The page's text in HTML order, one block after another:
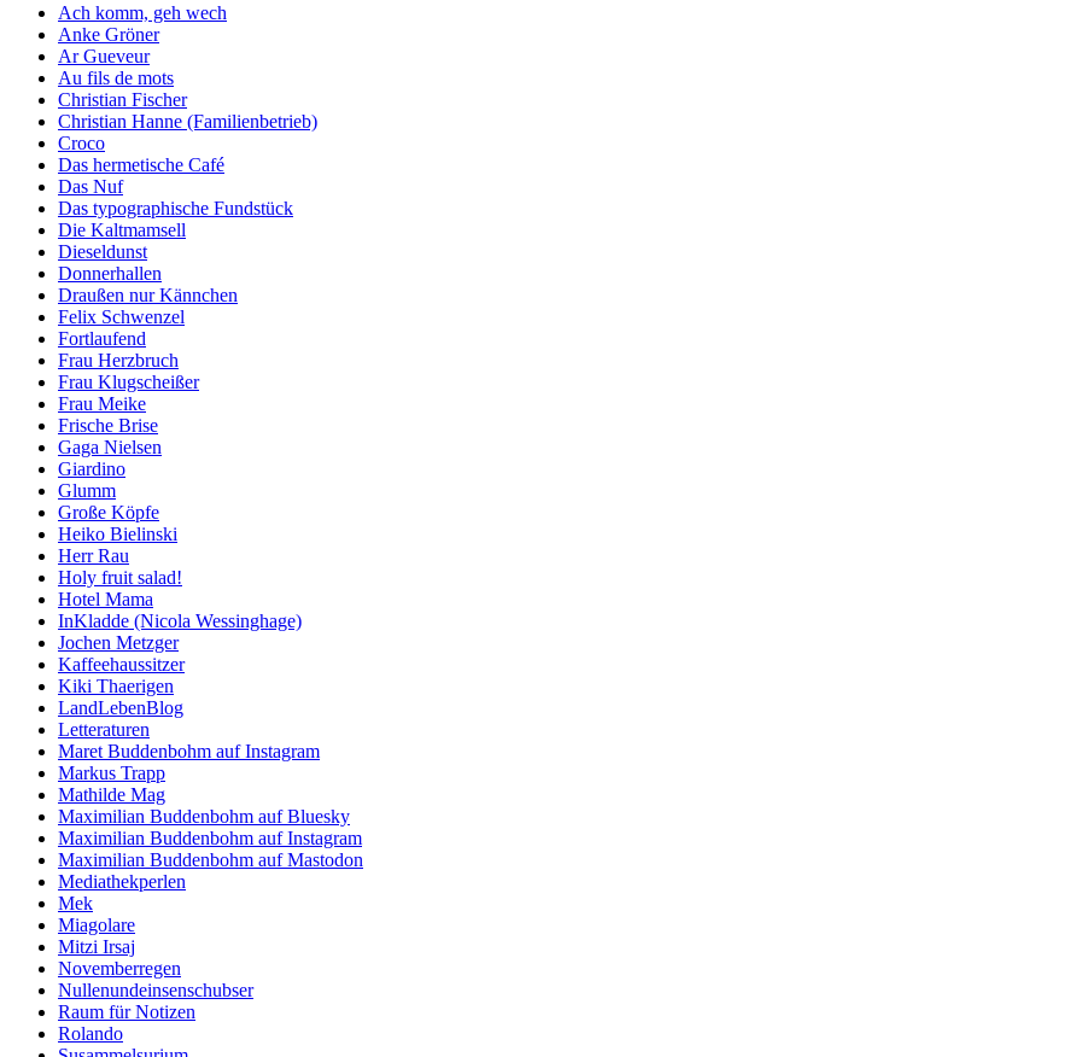
Ach komm, geh wech
Anke Gröner
Ar Gueveur
Au fils de mots
Christian Fischer
Christian Hanne (Familienbetrieb)
Croco
Das hermetische Café
Das Nuf
Das typographische Fundstück
Die Kaltmamsell
Dieseldunst
Donnerhallen
Draußen nur Kännchen
Felix Schwenzel
Fortlaufend
Frau Herzbruch
Frau Klugscheißer
Frau Meike
Frische Brise
Gaga Nielsen
Giardino
Glumm
Große Köpfe
Heiko Bielinski
Herr Rau
Holy fruit salad!
Hotel Mama
InKladde (Nicola Wessinghage)
Jochen Metzger
Kaffeehaussitzer
Kiki Thaerigen
LandLebenBlog
Letteraturen
Maret Buddenbohm auf Instagram
Markus Trapp
Mathilde Mag
Maximilian Buddenbohm auf Bluesky
Maximilian Buddenbohm auf Instagram
Maximilian Buddenbohm auf Mastodon
Mediathekperlen
Mek
Miagolare
Mitzi Irsaj
Novemberregen
Nullenundeinsenschubser
Raum für Notizen
Rolando